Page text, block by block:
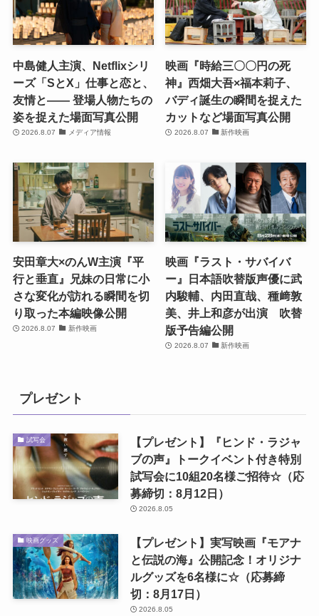
中島健人主演、Netflixシリ
ーズ「SとX」仕事と恋と、
友情と―― 登場人物たちの
姿を捉えた場面写真公開
2026.8.07 メディア情報
映画『時給三〇〇円の死
神』西畑大吾×福本莉子、
バディ誕生の瞬間を捉えた
カットなど場面写真公開
2026.8.07 新作映画
安田章大×のんW主演『平
行と垂直』兄妹の日常に小
さな変化が訪れる瞬間を切
り取った本編映像公開
2026.8.07 新作映画
映画『ラスト・サバイバ
ー』日本語吹替版声優に武
内駿輔、内田直哉、種﨑敦
美、井上和彦が出演 吹替
版予告編公開
2026.8.07 新作映画
プレゼント
試写会
【プレゼント】『ヒンド・ラジャ
ブの声』トークイベント付き特別
試写会に10組20名様ご招待☆（応
募締切：8月12日）
2026.8.05
映画グッズ
【プレゼント】実写映画『モアナ
と伝説の海』公開記念！オリジナ
ルグッズを6名様に☆（応募締
切：8月17日）
2026.8.05